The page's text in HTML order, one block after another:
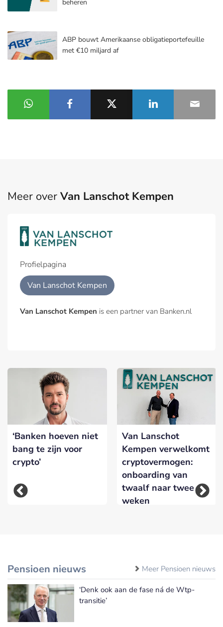
beheren
ABP bouwt Amerikaanse obligatieportefeuille
met €10 miljard af
Meer over Van Lanschot Kempen
Profielpagina
Van Lanschot Kempen
Van Lanschot Kempen is een partner van Banken.nl
‘Banken hoeven niet
bang te zijn voor
crypto’
Van Lanschot
Kempen verwelkomt
cryptovermogen:
onboarding van
twaalf naar twee
weken
Pensioen nieuws Meer Pensioen nieuws
‘Denk ook aan de fase ná de Wtp-
transitie’